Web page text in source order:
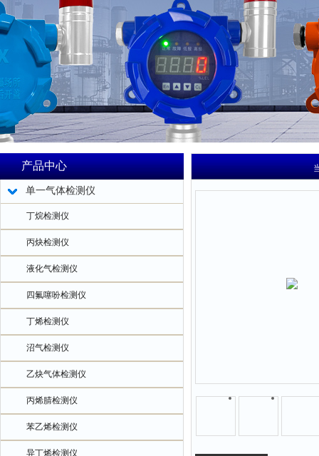
产品中心
单一气体检测仪
丁烷检测仪
丙炔检测仪
液化气检测仪
四氟噻吩检测仪
丁烯检测仪
沼气检测仪
乙炔气体检测仪
丙烯腈检测仪
苯乙烯检测仪
异丁烯检测仪